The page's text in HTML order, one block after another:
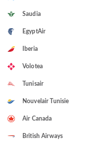
Saudia
EgyptAir
Iberia
Volotea
Tunisair
Nouvelair Tunisie
Air Canada
British Airways